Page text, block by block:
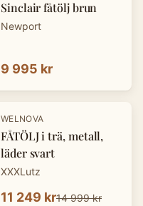
Sinclair fåtölj brun
Newport
9 995 kr
-25 %
WELNOVA
FÅTÖLJ i trä, metall,
läder svart
XXXLutz
11 249 kr14 999 kr